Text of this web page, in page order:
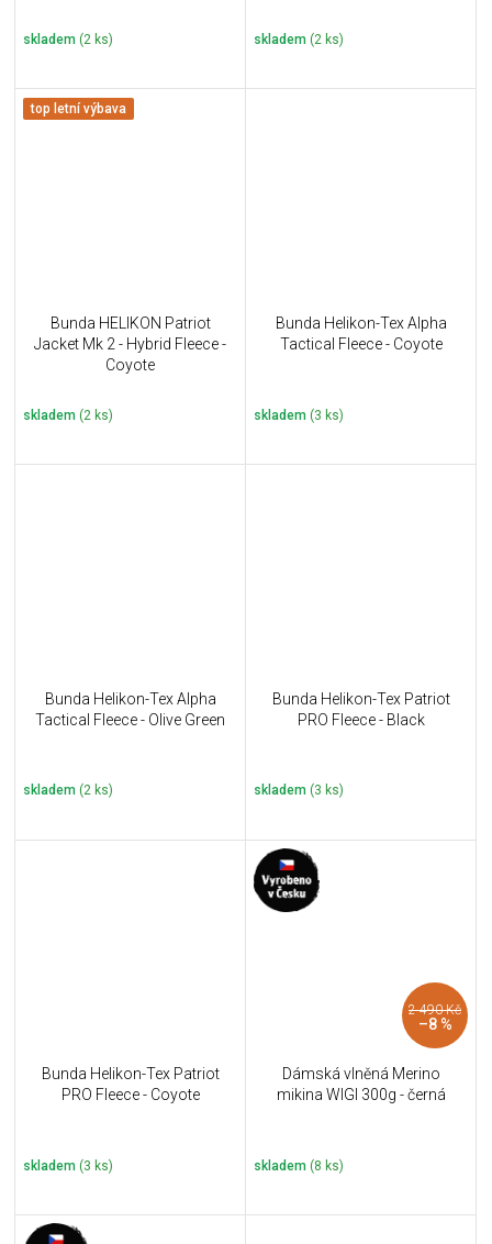
skladem (2 ks) skladem (2 ks)
top letní výbava
Bunda HELIKON Patriot
Jacket Mk 2 - Hybrid Fleece -
Coyote
skladem (2 ks)
Bunda Helikon-Tex Alpha
Tactical Fleece - Coyote
skladem (3 ks)
Bunda Helikon-Tex Alpha
Tactical Fleece - Olive Green
skladem (2 ks)
Bunda Helikon-Tex Patriot
PRO Fleece - Black
skladem (3 ks)
Bunda Helikon-Tex Patriot
PRO Fleece - Coyote
skladem (3 ks)
2 490 Kč
–8 %
Dámská vlněná Merino
mikina WIGI 300g - černá
skladem (8 ks)